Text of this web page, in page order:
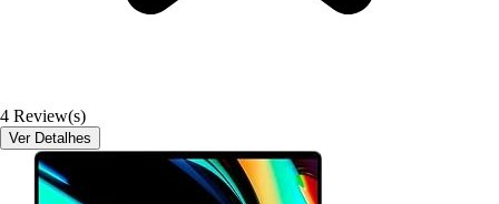
4 Review(s)
Ver Detalhes